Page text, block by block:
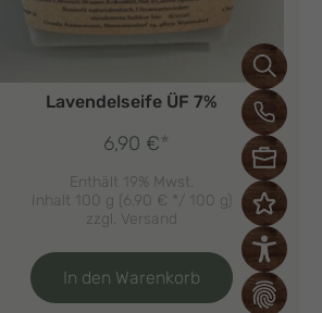
Lavendelseife ÜF 7%
6,90 €*
Enthält 19% Mwst.
Inhalt 100 g (6,90 € */ 100 g)
zzgl. Versand
In den Warenkorb